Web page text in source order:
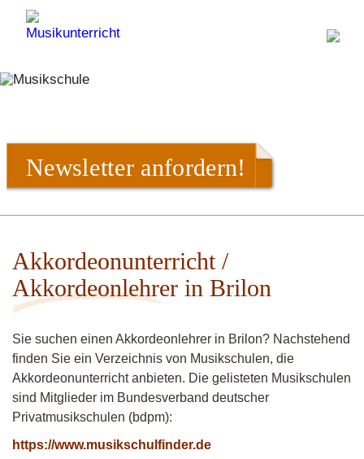
Newsletter anfordern!
Akkordeonunterricht /
Akkordeonlehrer in Brilon
Sie suchen einen Akkordeonlehrer in Brilon? Nachstehend
finden Sie ein Verzeichnis von Musikschulen, die
Akkordeonunterricht anbieten. Die gelisteten Musikschulen
sind Mitglieder im Bundesverband deutscher
Privatmusikschulen (bdpm):
https://www.musikschulfinder.de